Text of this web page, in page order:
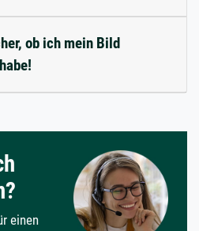
ob ich mein Bild
einen